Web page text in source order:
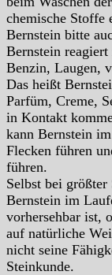
chemische Stoffe
Bernstein bitte
Bernstein
Benzin, Laugen,
Das heißt
Parfüm, Creme,
in Kontakt
kann Bernstein
Flecken führen
führen.
Selbst bei
Bernstein im
vorhersehbar ist,
auf natürliche
nicht seine
Steinkunde.